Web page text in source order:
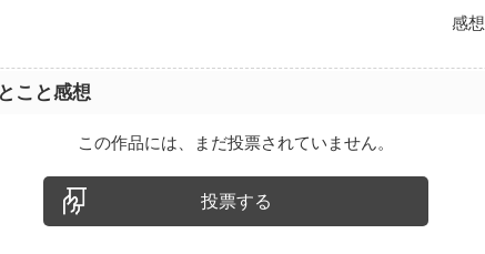
感
こと感想
この作品には、まだ投票されていません。
投票する